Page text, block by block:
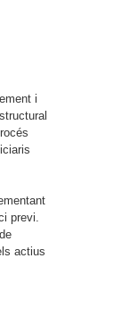
i
previ.
actius